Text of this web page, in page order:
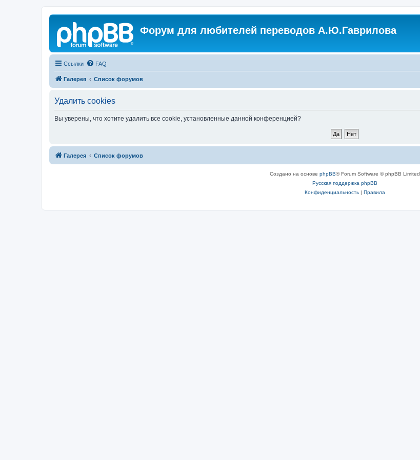
Регистрация Форум для любителей переводов А.Ю.Гаврилова
Ссылки FAQ
Галерея Список форумов
Удалить cookies
Вы уверены, что хотите удалить все cookie, установленные данной конференцией?
Галерея Список форумов
Связаться с
Создано на основе phpBB® Forum Software © phpBB Limited
Русская поддержка phpBB
Конфиденциальность| Правила